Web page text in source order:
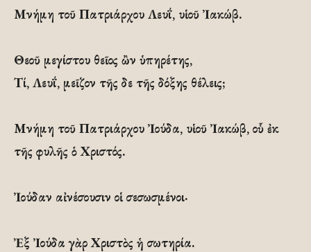
Μνήμη τοῦ Πατριάρχου Λευΐ, υἱοῦ Ἰακώβ.
Θεοῦ μεγίστου θεῖος ὢν ὑπηρέτης,
Τί, Λευΐ, μεῖζον τῆς δε τῆς δόξης θέλεις;
Μνήμη τοῦ Πατριάρχου Ἰούδα, υἱοῦ Ἰακώβ, οὗ ἐκ
τῆς φυλῆς ὁ Χριστός.
Ἰούδαν αἰνέσουσιν οἱ σεσωσμένοι·
Ἐξ Ἰούδα γὰρ Χριστὸς ἡ σωτηρία.